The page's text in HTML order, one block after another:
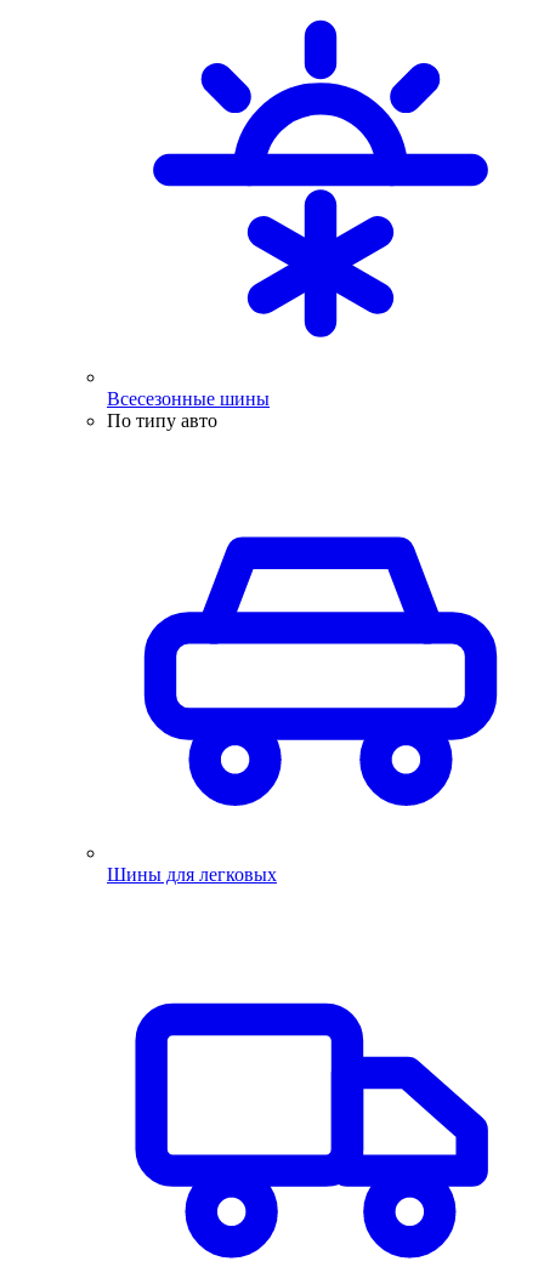
Всесезонные шины
По типу авто
Шины для легковых